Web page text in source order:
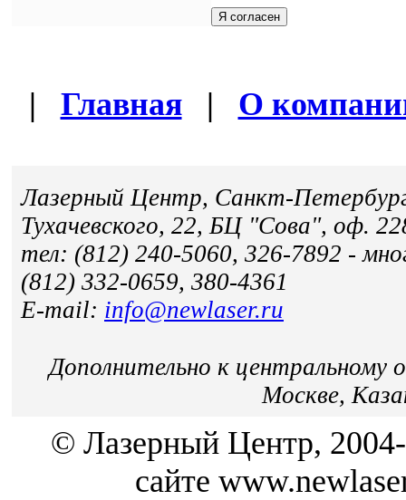
Я согласен
| Главная| О
Лазерный Центр, Санкт-
Тухачевского, 22, БЦ "Сова", оф.
тел: (812) 240-5060, 326-7892 -
(812) 332-0659, 380-4361
E-mail: info@newlaser.ru
Дополнительно к
Москве,
© Лазерный Центр,
сайте